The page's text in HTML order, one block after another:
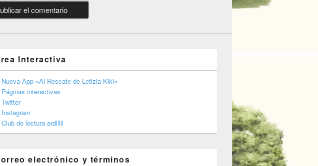
Interactiva
Nueva App «Al Rescate de Letizia Kiki»
Páginas interactivas
Twitter
Instagram
Club de lectura ardillil
electrónico y términos